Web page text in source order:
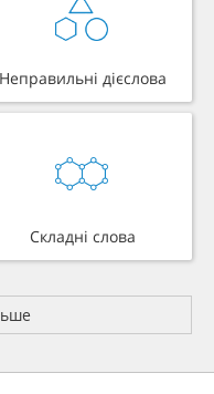
Неправильні дієслова
Складні слова